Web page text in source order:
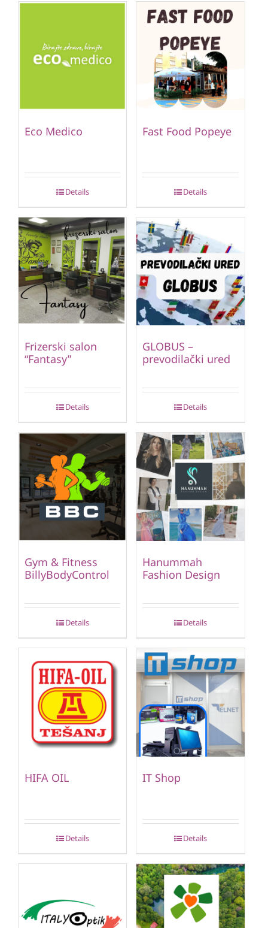
Eco Medico
Details
Fast Food Popeye
Details
Frizerski salon
“Fantasy”
Details
GLOBUS –
prevodilački ured
Details
Gym & Fitness
BillyBodyControl
Details
Hanummah
Fashion Design
Details
HIFA OIL
Details
IT Shop
Details